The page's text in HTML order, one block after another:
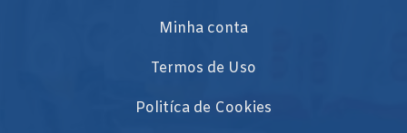
Minha conta
Termos de Uso
Politíca de Cookies